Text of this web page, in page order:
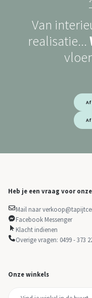
Van
realisatie...
Heb je een vraag voor
Mail naar
Facebook Messenger
Klacht indienen
Overige vragen: 0499 - 373
Onze winkels